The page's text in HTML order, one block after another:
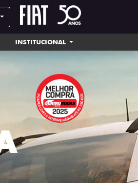
INSTITUCIONAL